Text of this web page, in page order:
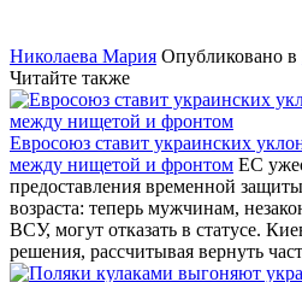
Николаева Мария Опубликовано в
Читайте также
Евросоюз ставит украинских
между нищетой и фронтом ЕС
предоставления временной
возраста: теперь мужчинам,
ВСУ, могут отказать в статусе.
решения, рассчитывая вернуть